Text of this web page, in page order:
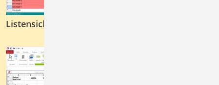
Listensichten zur Auswertung